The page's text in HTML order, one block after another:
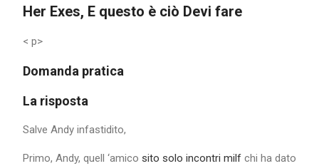
Her Exes, E questo è ciò Devi fare
< p>
Domanda pratica
La risposta
Salve Andy infastidito,
Primo, Andy, quell ‘amico sito solo incontri milfchi ha dato